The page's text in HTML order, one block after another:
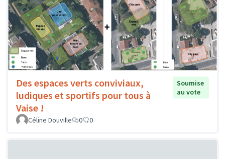
Des espaces verts conviviaux,
ludiques et sportifs pour tous à
Vaise !
Soumise
au vote
Céline Douville 0 0